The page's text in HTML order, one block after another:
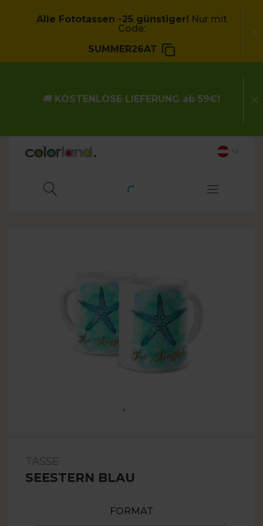
Alle Fototassen -25 günstiger! Nur mit
Code:
SUMMER26AT
🚚 KOSTENLOSE LIEFERUNG ab 59€!
TASSE
SEESTERN BLAU
FORMAT